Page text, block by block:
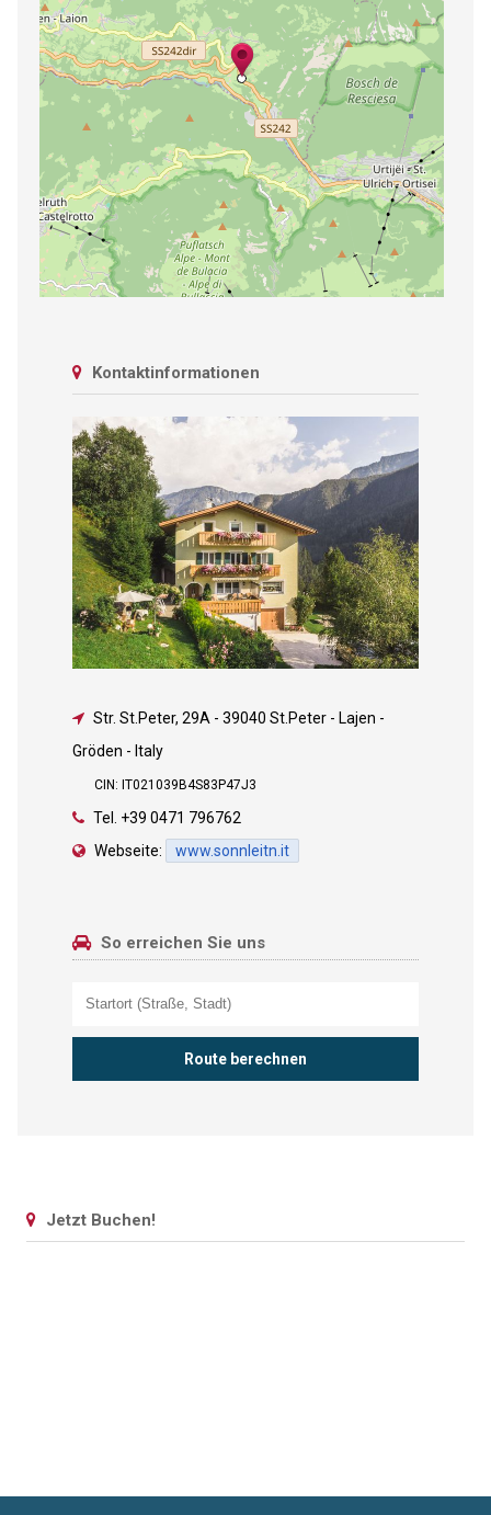
Kontaktinformationen
Str. St.Peter, 29A - 39040 St.Peter - Lajen -
Gröden - Italy
CIN: IT021039B4S83P47J3
Tel. +39 0471 796762
Webseite:
www.sonnleitn.it
So erreichen Sie uns
Jetzt Buchen!